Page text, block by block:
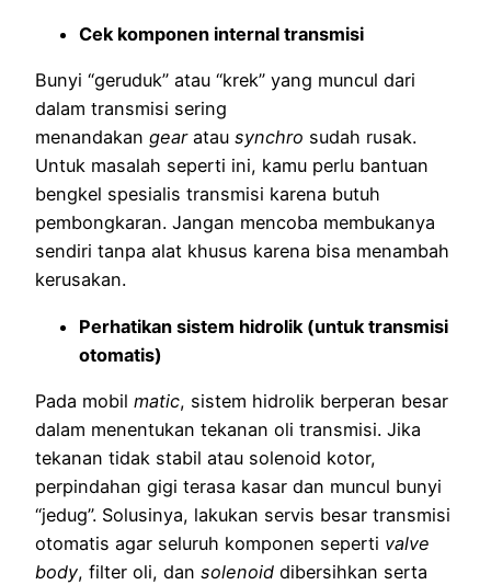
Cek komponen internal transmisi
Bunyi “geruduk” atau “krek” yang muncul dari
dalam transmisi sering
menandakan gear atau synchro sudah rusak.
Untuk masalah seperti ini, kamu perlu bantuan
bengkel spesialis transmisi karena butuh
pembongkaran. Jangan mencoba membukanya
sendiri tanpa alat khusus karena bisa menambah
kerusakan.
Perhatikan sistem hidrolik (untuk transmisi
otomatis)
Pada mobil matic, sistem hidrolik berperan besar
dalam menentukan tekanan oli transmisi. Jika
tekanan tidak stabil atau solenoid kotor,
perpindahan gigi terasa kasar dan muncul bunyi
“jedug”. Solusinya, lakukan servis besar transmisi
otomatis agar seluruh komponen seperti valve
body, filter oli, dan solenoid dibersihkan serta